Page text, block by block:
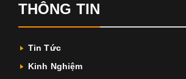
THÔNG TIN
Tin Tức
Kinh Nghiệm